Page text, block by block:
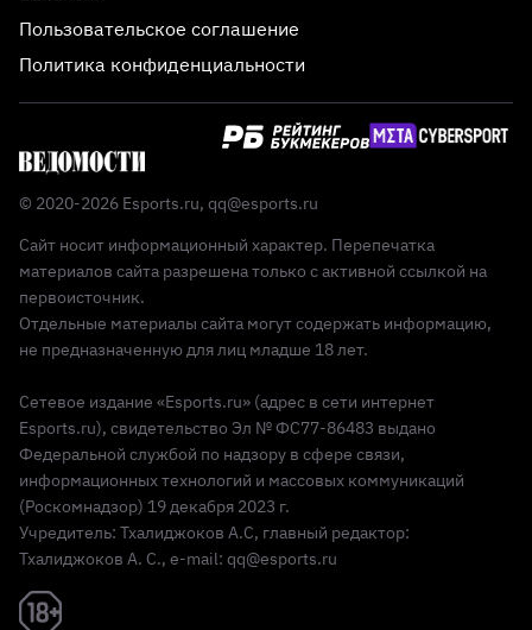
Реклама 18+
Пользовательское соглашение
Политика конфиденциальности
© 2020-2026 Esports.ru, qq@esports.ru
Сайт носит информационный характер. Перепечатка
материалов сайта разрешена только с активной ссылкой на
первоисточник.
Отдельные материалы сайта могут содержать информацию,
не предназначенную для лиц младше 18 лет.
Сетевое издание «Esports.ru» (адрес в сети интернет
Esports.ru), свидетельство Эл № ФС77-86483 выдано
Федеральной службой по надзору в сфере связи,
информационных технологий и массовых коммуникаций
(Роскомнадзор) 19 декабря 2023 г.
Учредитель: Тхалиджоков А.С, главный редактор:
Тхалиджоков А. С., e-mail: qq@esports.ru